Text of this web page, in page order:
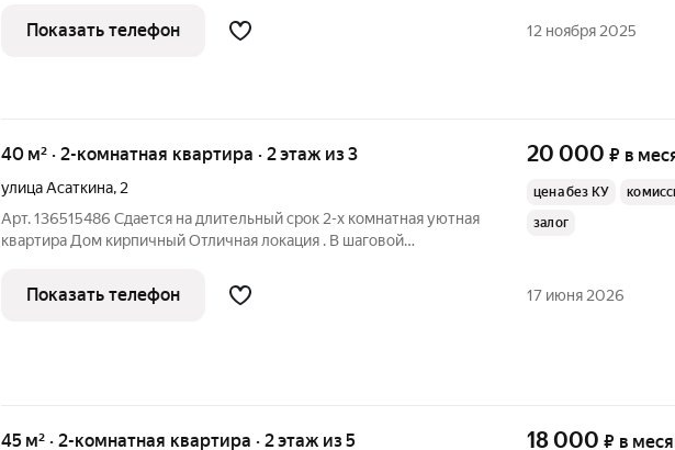
(фиксированные), по счетчикам платить не надо, зимой
повышения не будет. Отопление уже
Показать телефон 12 ноября 2025
40 м² · 2-комнатная квартира · 2 этаж из 3
улица Асаткина, 2
Арт. 136515486 Сдается на длительный срок 2-х комнатная уютная
квартира Дом кирпичный Отличная локация . В шаговой
Установлен кухонный гарнитур. Всю остальную мебель вы
можете укомплектовать по
20 000 ₽ в
цена без КУ
залог
Показать телефон 17 июня 2026
45 м² · 2-комнатная квартира · 2 этаж из 5 18 000 ₽ в